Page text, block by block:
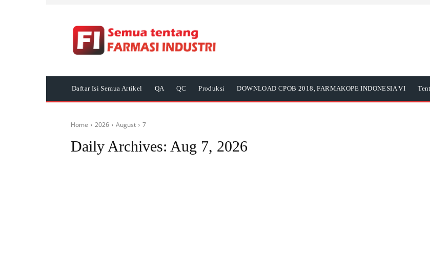
Daftar Isi Semua Artikel QA QC Produksi DOWNLOAD CPOB 2018, FARMAKOPE INDONESIA VI
Home 2026 August 7
Daily Archives: Aug 7, 2026